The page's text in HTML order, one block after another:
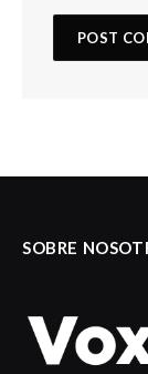
SOBRE